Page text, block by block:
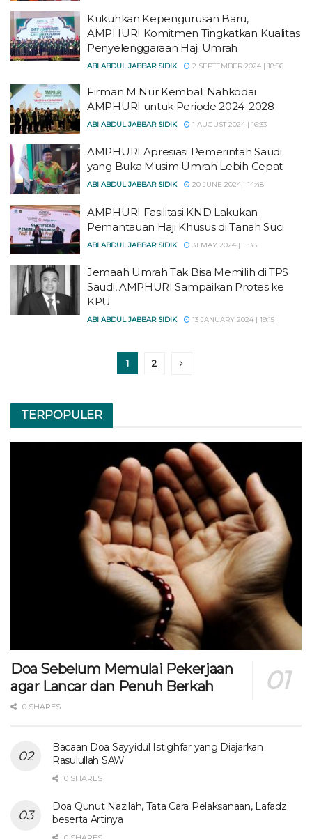
Kukuhkan Kepengurusan Baru,
AMPHURI Komitmen Tingkatkan Kualitas
Penyelenggaraan Haji Umrah
ABI ABDUL JABBAR SIDIK 2 SEPTEMBER 2024 | 18:56
Firman M Nur Kembali Nahkodai
AMPHURI untuk Periode 2024-2028
ABI ABDUL JABBAR SIDIK 1 AUGUST 2024 | 16:33
AMPHURI Apresiasi Pemerintah Saudi
yang Buka Musim Umrah Lebih Cepat
ABI ABDUL JABBAR SIDIK 20 JUNE 2024 | 14:48
AMPHURI Fasilitasi KND Lakukan
Pemantauan Haji Khusus di Tanah Suci
ABI ABDUL JABBAR SIDIK 31 MAY 2024 | 11:38
Jemaah Umrah Tak Bisa Memilih di TPS
Saudi, AMPHURI Sampaikan Protes ke
KPU
ABI ABDUL JABBAR SIDIK 13 JANUARY 2024 | 19:15
1 2
TERPOPULER
Doa Sebelum Memulai Pekerjaan
agar Lancar dan Penuh Berkah
0 SHARES
Bacaan Doa Sayyidul Istighfar yang Diajarkan
Rasulullah SAW
0 SHARES
Doa Qunut Nazilah, Tata Cara Pelaksanaan, Lafadz
beserta Artinya